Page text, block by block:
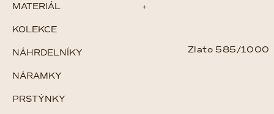
MATERIÁL
Zlato
Stříbro
Gold filled
KOLEKCE
NÁHRDELNÍKY
NÁRAMKY
PRSTÝNKY
Zlato 585/1000